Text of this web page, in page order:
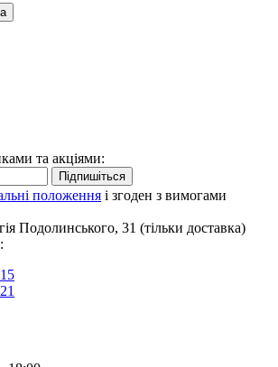
та акціями:
Підпишіться
положення і згоден з вимогами
Подолинського, 31 (тільки доставка)